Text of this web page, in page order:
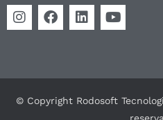
© Copyright Rodosoft